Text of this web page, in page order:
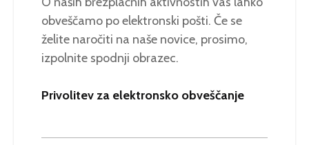
obveščamo po elektronski pošti. Če se
želite naročiti na naše novice, prosimo,
izpolnite spodnji obrazec.
Privolitev za elektronsko obveščanje